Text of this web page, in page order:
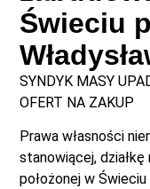
Świeciu
SYNDYK MASY
OFERT NA ZAKUP
Prawa własności
stanowiącej,
położonej w Świeciu